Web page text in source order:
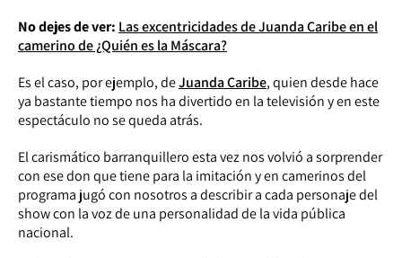
No dejes de ver: Las excentricidades de Juanda Caribe en el
camerino de ¿Quién es la Máscara?
Es el caso, por ejemplo, deJuanda Caribe, quien desde hace
ya bastante tiempo nos ha divertido en la televisión y en este
espectáculo no se queda atrás.
El carismático barranquillero esta vez nos volvió a sorprender
con ese don que tiene para la imitación y en camerinos del
programa jugó con nosotros a describir a cada personaje del
show con la voz de una personalidad de la vida pública
nacional.